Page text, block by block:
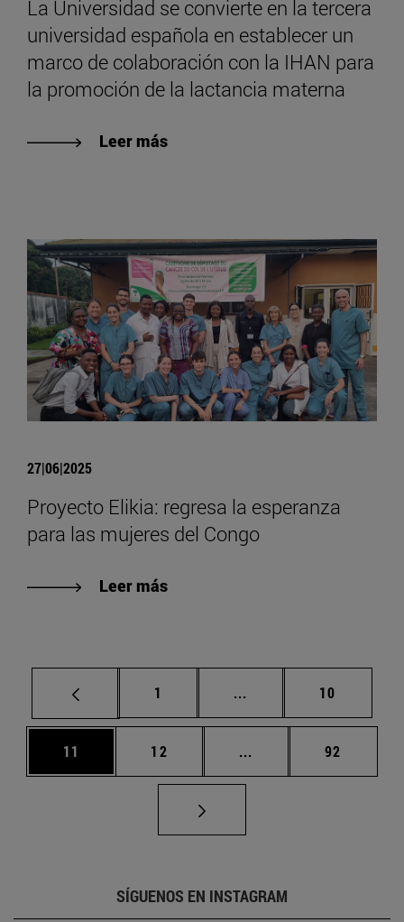
La Universidad se convierte en la tercera
universidad española en establecer un
marco de colaboración con la IHAN para
la promoción de la lactancia materna
Leer más
27|06|2025
Proyecto Elikia: regresa la esperanza
para las mujeres del Congo
Leer más
Página
1 ... Páginas intermedias
Página
10
Página
11 Página
12 ... Páginas intermedias
Página
92
SÍGUENOS EN INSTAGRAM